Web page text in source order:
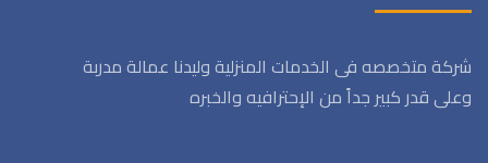
شركة متخصصه فى الخدمات المنزلية وليدنا عمالة مدربة
وعلى قدر كبير جداً من الإحترافيه والخبره